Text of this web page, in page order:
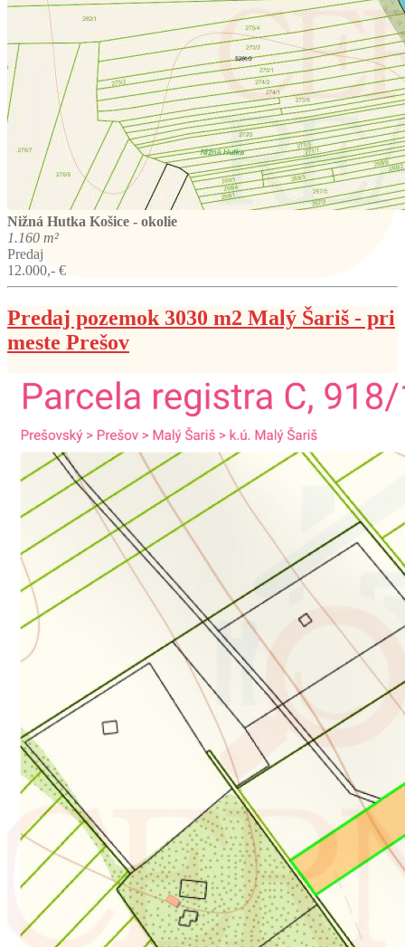
Nižná Hutka Košice - okolie
1.160 m²
Predaj
12.000,- €
Predaj pozemok 3030 m2 Malý Šariš - pri
meste Prešov